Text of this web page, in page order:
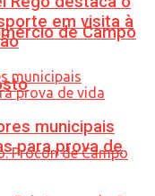
de Campo
em visita à
municipais
para prova de